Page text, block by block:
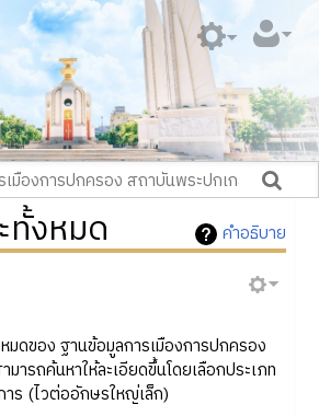
คำอธิบาย
งหมด
ดของ ฐานข้อมูลการเมืองการปกครอง
ารถค้นหาให้ละเอียดขึ้นโดยเลือกประเภท
ร (ไวต่ออักษรใหญ่เล็ก)